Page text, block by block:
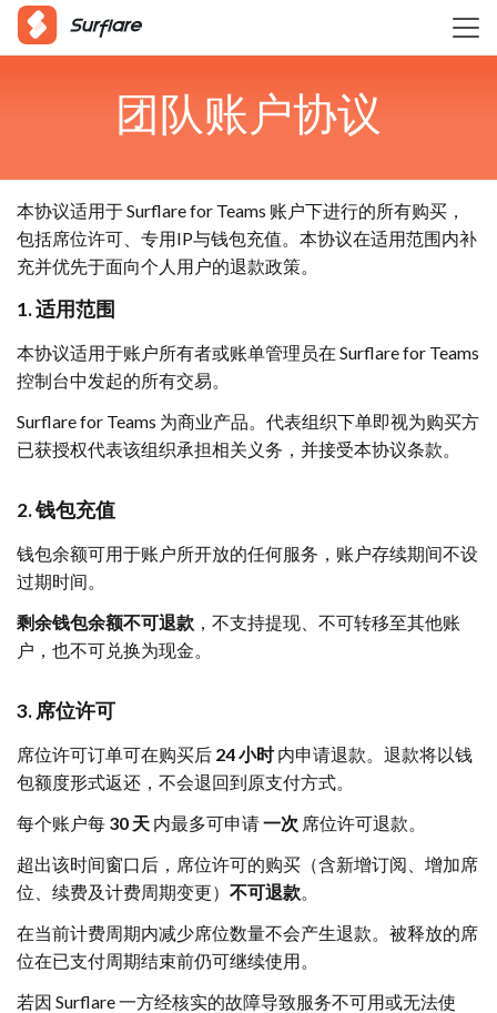
团队账户协议
本协议适用于 Surflare for Teams 账户下进行的所有购买，
包括席位许可、专用IP与钱包充值。本协议在适用范围内补
充并优先于面向个人用户的退款政策。
1. 适用范围
本协议适用于账户所有者或账单管理员在 Surflare for Teams
控制台中发起的所有交易。
Surflare for Teams 为商业产品。代表组织下单即视为购买方
已获授权代表该组织承担相关义务，并接受本协议条款。
2. 钱包充值
钱包余额可用于账户所开放的任何服务，账户存续期间不设
过期时间。
剩余钱包余额不可退款 ，不支持提现、不可转移至其他账
户，也不可兑换为现金。
3. 席位许可
席位许可订单可在购买后 24 小时内申请退款。退款将以钱
包额度形式返还，不会退回到原支付方式。
每个账户每 30 天 内最多可申请一次 席位许可退款。
超出该时间窗口后，席位许可的购买（含新增订阅、增加席
位、续费及计费周期变更） 不可退款。
在当前计费周期内减少席位数量不会产生退款。被释放的席
位在已支付周期结束前仍可继续使用。
若因 Surflare 一方经核实的故障导致服务不可用或无法使